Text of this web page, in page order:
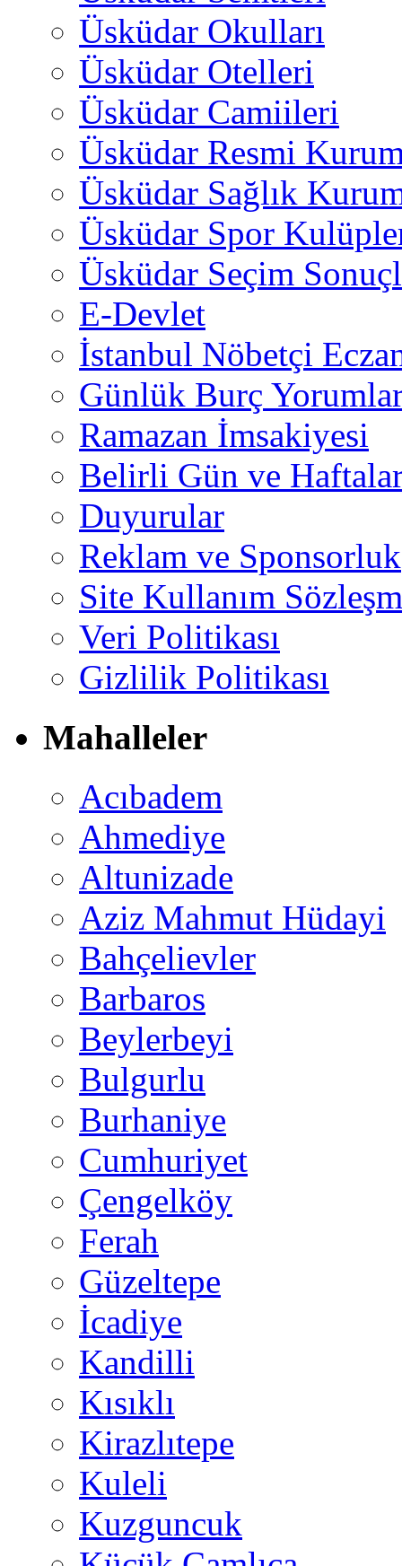
Üsküdar Okulları
Üsküdar Otelleri
Üsküdar Camiileri
Üsküdar Resmi
Üsküdar Sağlık
Üsküdar Spor
Üsküdar Seçim
E-Devlet
İstanbul Nöbetçi
Günlük Burç
Ramazan İmsakiyesi
Belirli Gün ve
Duyurular
Reklam ve Sponsorluk
Site Kullanım
Veri Politikası
Gizlilik Politikası
Mahalleler
Acıbadem
Ahmediye
Altunizade
Aziz Mahmut Hüdayi
Bahçelievler
Barbaros
Beylerbeyi
Bulgurlu
Burhaniye
Cumhuriyet
Çengelköy
Ferah
Güzeltepe
İcadiye
Kandilli
Kısıklı
Kirazlıtepe
Kuleli
Kuzguncuk